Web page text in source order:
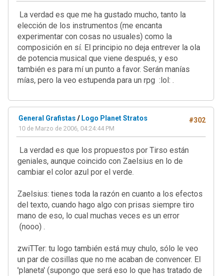
La verdad es que me ha gustado mucho, tanto la
elección de los instrumentos (me encanta
experimentar con cosas no usuales) como la
composición en sí. El principio no deja entrever la ola
de potencia musical que viene después, y eso
también es para mí un punto a favor. Serán manías
mías, pero la veo estupenda para un rpg :lol: .
#302
General Grafistas / Logo Planet Stratos
10 de Marzo de 2006, 04:24:44 PM
La verdad es que los propuestos por Tirso están
geniales, aunque coincido con Zaelsius en lo de
cambiar el color azul por el verde.
Zaelsius: tienes toda la razón en cuanto a los efectos
del texto, cuando hago algo con prisas siempre tiro
mano de eso, lo cual muchas veces es un error
(nooo) .
zwiTTer: tu logo también está muy chulo, sólo le veo
un par de cosillas que no me acaban de convencer. El
'planeta' (supongo que será eso lo que has tratado de